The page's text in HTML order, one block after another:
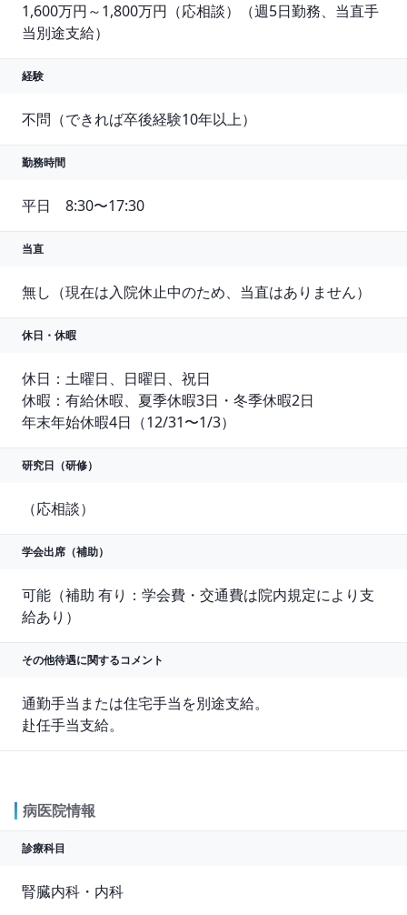
1,600万円～1,800万円（応相談）（週5日勤務、当直手
当別途支給）
経験
不問（できれば卒後経験10年以上）
勤務時間
平日　8:30〜17:30
当直
無し（現在は入院休止中のため、当直はありません）
休日・休暇
休日：土曜日、日曜日、祝日
休暇：有給休暇、夏季休暇3日・冬季休暇2日
研究日（研修）
（応相談）
学会出席（補助）
可能（補助 有り：学会費・交通費は院内規定により支
給あり）
その他待遇に関するコメント
通勤手当または住宅手当を別途支給。
赴任手当支給。
病医院情報
診療科目
腎臓内科・内科